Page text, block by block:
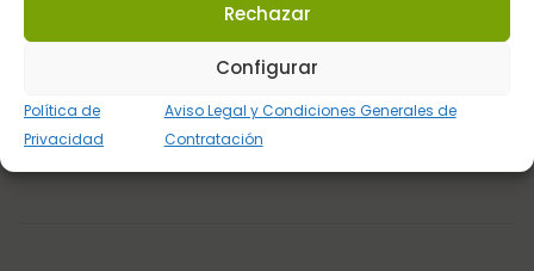
Rechazar
Configurar
Política de
Privacidad
Aviso Legal y Condiciones Generales de
Contratación
Pasarela de pago del BBVA
Atención al Cliente
Telefónica y por email